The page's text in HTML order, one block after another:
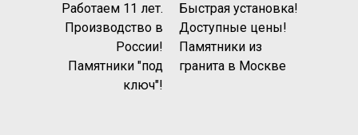
Работаем 11 лет.
Производство в
России!
Памятники "под
ключ"!
Быстрая установка!
Доступные цены!
Памятники из
гранита в Москве